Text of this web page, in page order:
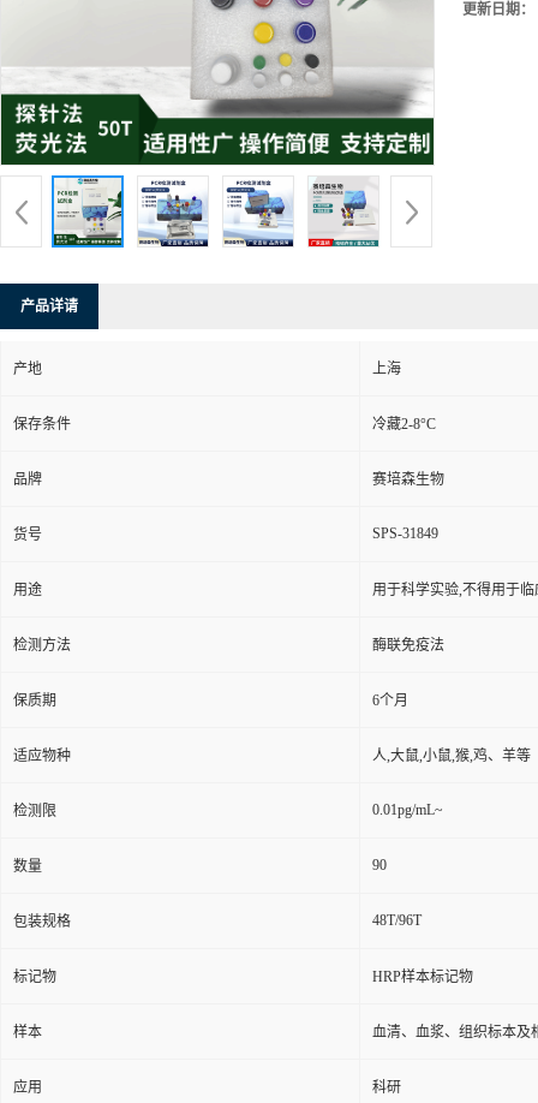
更新日期：
产品详请
产地 上海
保存条件 冷藏2-8°C
品牌 赛培森生物
货号 SPS-31849
用途 用于科学实验,不得用于临
检测方法 酶联免疫法
保质期 6个月
适应物种 人,大鼠,小鼠,猴,鸡、羊等
检测限 0.01pg/mL~
数量 90
包装规格 48T/96T
标记物 HRP样本标记物
样本 血清、血浆、组织标本及
应用 科研